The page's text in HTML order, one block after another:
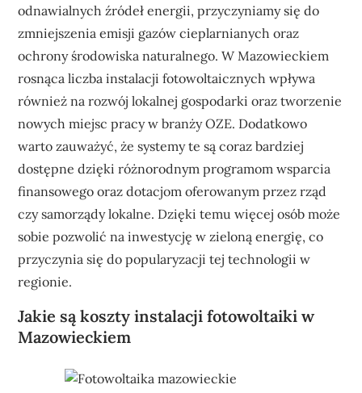
odnawialnych źródeł energii, przyczyniamy się do
zmniejszenia emisji gazów cieplarnianych oraz
ochrony środowiska naturalnego. W Mazowieckiem
rosnąca liczba instalacji fotowoltaicznych wpływa
również na rozwój lokalnej gospodarki oraz tworzenie
nowych miejsc pracy w branży OZE. Dodatkowo
warto zauważyć, że systemy te są coraz bardziej
dostępne dzięki różnorodnym programom wsparcia
finansowego oraz dotacjom oferowanym przez rząd
czy samorządy lokalne. Dzięki temu więcej osób może
sobie pozwolić na inwestycję w zieloną energię, co
przyczynia się do popularyzacji tej technologii w
regionie.
Jakie są koszty instalacji fotowoltaiki w
Mazowieckiem